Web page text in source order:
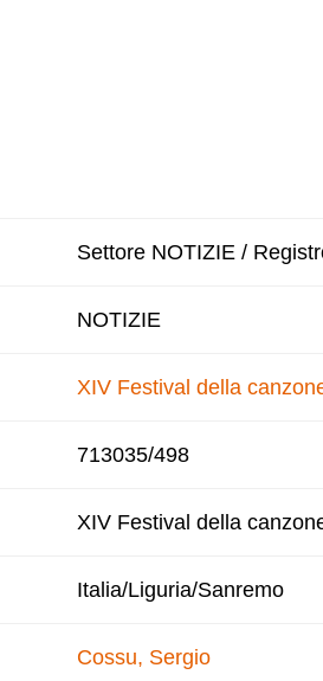
Settore NOTIZIE /
NOTIZIE
XIV Festival della
713035/498
XIV Festival della
Italia/Liguria/Sanremo
Cossu, Sergio